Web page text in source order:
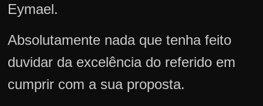
Eymael.
Absolutamente nada que tenha feito
duvidar da excelência do referido em
cumprir com a sua proposta.